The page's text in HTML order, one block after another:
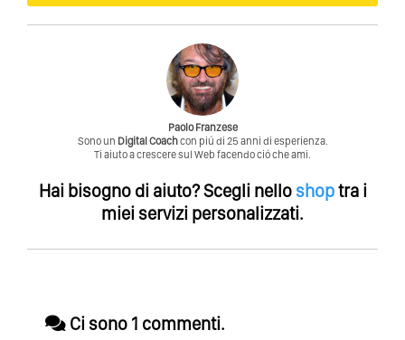
Paolo Franzese
Sono un Digital Coachcon piú di 25 anni di esperienza.
Ti aiuto a crescere sul Web facendo ció che ami.
Hai bisogno di aiuto?Scegli nello shoptra i
miei servizi personalizzati.
Ci sono 1 commenti.